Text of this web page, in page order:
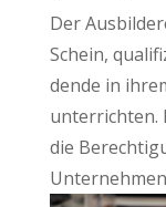
Der
Schein,
den­de in
unter­rich­ten.
die
Unter­neh­men